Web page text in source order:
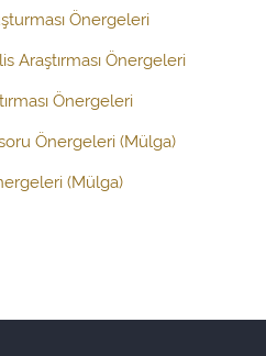
Önergeleri
Araştırması Önergeleri
Önergeleri
Önergeleri (Mülga)
(Mülga)